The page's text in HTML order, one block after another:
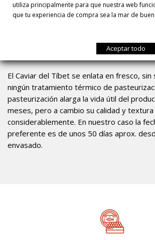
Posteriormente se realiza el envasado y
cámaras frigoríficas a temperaturas
y 2º C. El último paso del proceso es el
de 30, 50, 100, 250 y 500 gr., que son
cuando te lo enviemos a casa.
El Caviar del Tíbet se enlata en fresco,
ningún tratamiento térmico de
pasteurización alarga la vida útil del
meses, pero a cambio su calidad y
considerablemente. En nuestro caso la
preferente es de unos 50 días aprox.
envasado.
utiliza principalmente para que nuestra web
que tu experiencia de compra sea la mar de
Aceptar todo